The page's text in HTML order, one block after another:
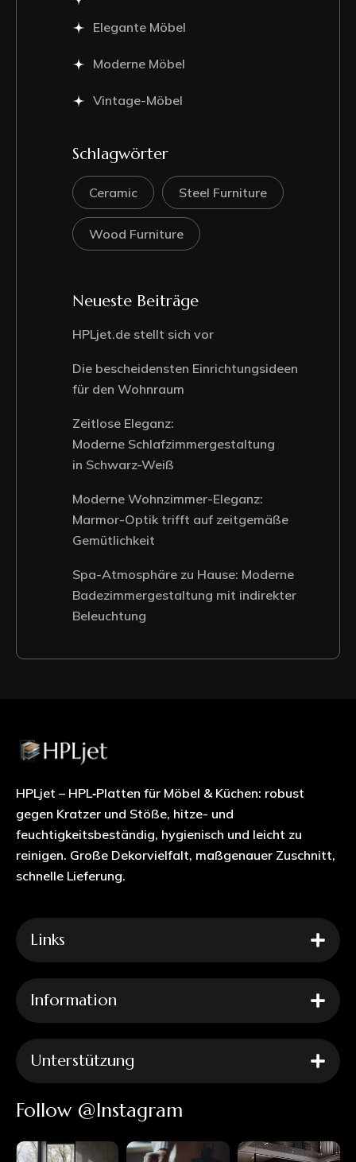
Elegante Möbel
Moderne Möbel
Vintage-Möbel
Schlagwörter
Ceramic Steel Furniture
Wood Furniture
Neueste Beiträge
HPLjet.de stellt sich vor
Die bescheidensten Einrichtungsideen
für den Wohnraum
Zeitlose Eleganz:
Moderne Schlafzimmergestaltung
in Schwarz-Weiß
Moderne Wohnzimmer-Eleganz:
Marmor-Optik trifft auf zeitgemäße
Gemütlichkeit
Spa-Atmosphäre zu Hause: Moderne
Badezimmergestaltung mit indirekter
Beleuchtung
HPLjet – HPL‑Platten für Möbel & Küchen: robust
gegen Kratzer und Stöße, hitze- und
feuchtigkeitsbeständig, hygienisch und leicht zu
reinigen. Große Dekorvielfalt, maßgenauer Zuschnitt,
schnelle Lieferung.
Links
Information
Unterstützung
Follow @Instagram